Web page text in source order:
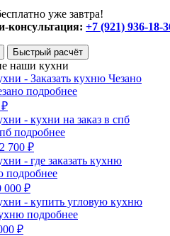
уже завтра!
+7 (921) 936-18-
Быстрый расчёт
наши кухни
подробнее
₽
подробнее
700 ₽
подробнее
000 ₽
подробнее
₽